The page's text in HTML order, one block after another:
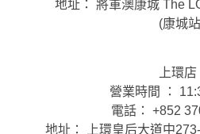
地址： 將軍澳康城 The
(康城站B
上環店
營業時間 ：
電話： +852
地址： 上環皇后大道中